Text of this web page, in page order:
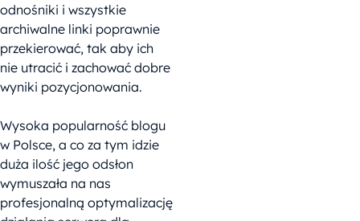
odnośniki i wszystkie
archiwalne linki poprawnie
przekierować, tak aby ich
nie utracić i zachować dobre
wyniki pozycjonowania.
Wysoka popularność blogu
w Polsce, a co za tym idzie
duża ilość jego odsłon
wymuszała na nas
profesjonalną optymalizację